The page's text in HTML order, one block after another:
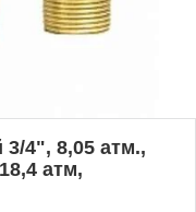
4", 8,05 атм.,
атм,